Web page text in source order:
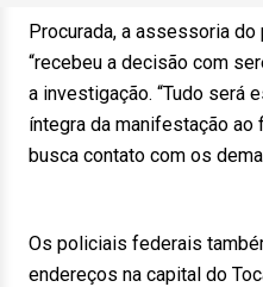
Procurada, a assessoria
“recebeu a decisão com
a investigação. “Tudo será
íntegra da manifestação ao
busca contato com os
Os policiais federais
endereços na capital do